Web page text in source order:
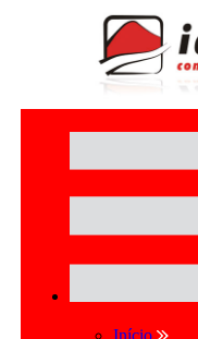
Início